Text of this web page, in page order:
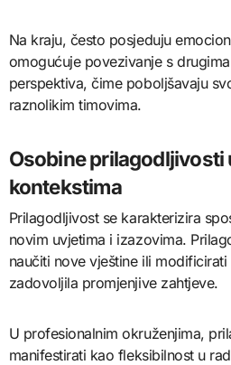
Na kraju, često posjeduju
omogućuje povezivanje s
perspektiva, čime poboljšavaju
raznolikim timovima.
Osobine prilagodljivosti
kontekstima
Prilagodljivost se karakterizira
novim uvjetima i izazovima.
naučiti nove vještine ili
zadovoljila promjenjive zahtjeve.
U profesionalnim okruženjima,
manifestirati kao fleksibilnost u